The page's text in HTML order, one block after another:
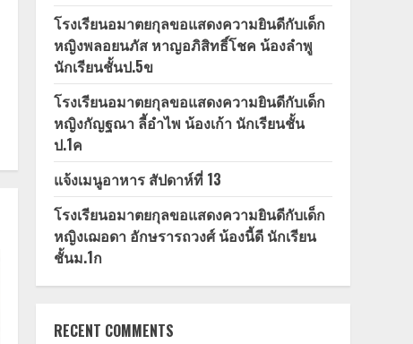
โรงเรียนอมาตยกุลขอแสดงความยินดีกับเด็ก
หญิงพลอยนภัส หาญอภิสิทธิ์โชค น้องลำพู
นักเรียนชั้นป.5ข
โรงเรียนอมาตยกุลขอแสดงความยินดีกับเด็ก
หญิงกัญฐณา ลี้อำไพ น้องเก้า นักเรียนชั้น
ป.1ค
แจ้งเมนูอาหาร สัปดาห์ที่ 13
โรงเรียนอมาตยกุลขอแสดงความยินดีกับเด็ก
หญิงเฌอดา อักษรารถวงศ์ น้องนี้ดี นักเรียน
ชั้นม.1ก
RECENT COMMENTS